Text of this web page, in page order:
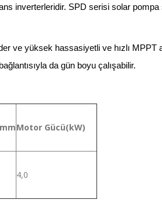
inverterleridir. SPD serisi solar pompa
ve yüksek hassasiyetli ve hızlı
da gün boyu çalışabilir.
Motor Gücü(kW)
4,0